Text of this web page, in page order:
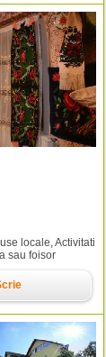
locale, Activitati
sau foisor